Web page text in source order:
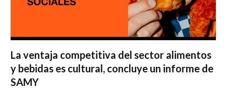
La ventaja competitiva del sector alimentos
y bebidas es cultural, concluye un informe de
SAMY